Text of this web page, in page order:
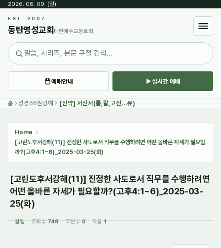
2026. 08. 09. (일) ·
EST. 2007
동탄명성교회 대한예수교장로회
예배안내 실시간 예배
홈 성경66권강해 [신약] 서신서(롬,갈,고전...유)
Home
[고린도후서강해(11)] 진정한 사도로서 직무를 수행하려면 어떤 올바른 자세가 필요할
까?(고후4:1~6)_2025-03-25(화)
[고린도후서강해(11)] 진정한 사도로서 직무를 수행하려면
어떤 올바른 자세가 필요할까?(고후4:1~6)_2025-03-
25(화)
갈렙 조회 수748 추천 수0 댓글1
Sketchbook5, 스케치북5
Sketchbook5, 스케치북5